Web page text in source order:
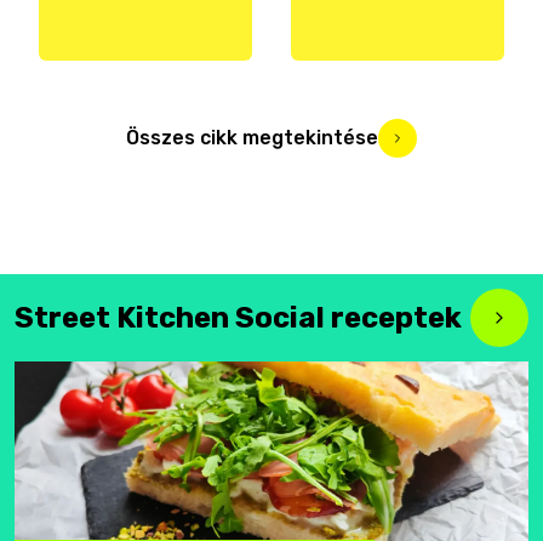
Összes cikk megtekintése
Street Kitchen Social receptek